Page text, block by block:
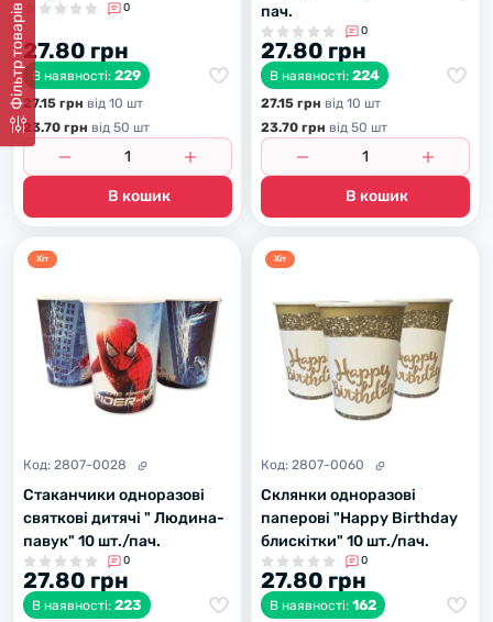
Фiльтр товарiв 0
27.80 грн
В наявності: 229
27.15 грн вiд 10 шт
23.70 грн вiд 50 шт
В кошик
пач.
0
27.80 грн
В наявності: 224
27.15 грн вiд 10 шт
23.70 грн вiд 50 шт
В кошик
Хiт
Код: 2807-0028
Стаканчики одноразові
святкові дитячі " Людина-
павук" 10 шт./пач.
0
27.80 грн
В наявності: 223
Хiт
Код: 2807-0060
Склянки одноразові
паперові "Happy Birthday
блискітки" 10 шт./пач.
0
27.80 грн
В наявності: 162